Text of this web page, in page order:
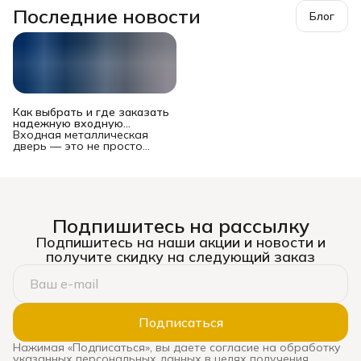
Последние новости Блог
Как выбрать и где заказать
надежную входную
металлическую дверь в
Новосибирске?
Входная металлическая
дверь — это не просто
имущества и жильцов,
уровень шума, теплопотери
и даже эстетическое
восприятие жилья. Рынок
— от бюджетных до
премиальных, и выбор
может стать настоящим
испытанием. Ошибка
оборачивается
сквозняками, звоном при
каждом закрытии, риском
Подпишитесь на рассылку
Подпишитесь на наши акции и новости и
получите скидку на следующий заказ
Подписаться
Нажимая «Подписаться», вы даете согласие на обработку